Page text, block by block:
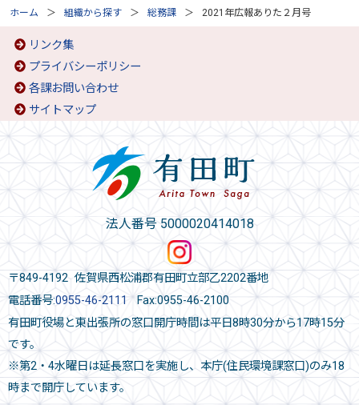
ホーム 組織から探す 総務課 2021年広報ありた２月号
リンク集
プライバシーポリシー
各課お問い合わせ
サイトマップ
法人番号 5000020414018
〒849-4192 佐賀県西松浦郡有田町立部乙2202番地
電話番号:0955-46-2111 Fax:0955-46-2100
有田町役場と東出張所の窓口開庁時間は平日8時30分から17時15分
です。
※第2・4水曜日は延長窓口を実施し、本庁(住民環境課窓口)のみ18
時まで開庁しています。